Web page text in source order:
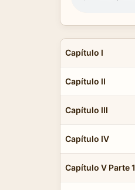
Capítulo I
Capítulo II
Capítulo III
Capítulo IV
Capítulo V Parte 1